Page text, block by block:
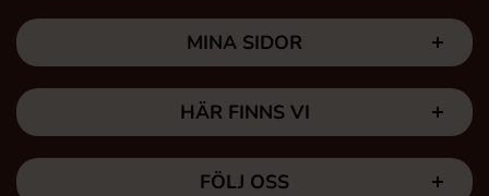
MINA SIDOR
HÄR FINNS VI
FÖLJ OSS